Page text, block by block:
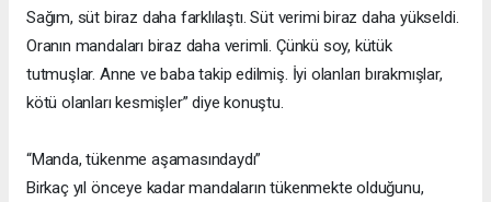
Sağım, süt biraz daha farklılaştı. Süt verimi biraz daha yükseldi.
Oranın mandaları biraz daha verimli. Çünkü soy, kütük
tutmuşlar. Anne ve baba takip edilmiş. İyi olanları bırakmışlar,
kötü olanları kesmişler” diye konuştu.
“Manda, tükenme aşamasındaydı”
Birkaç yıl önceye kadar mandaların tükenmekte olduğunu,